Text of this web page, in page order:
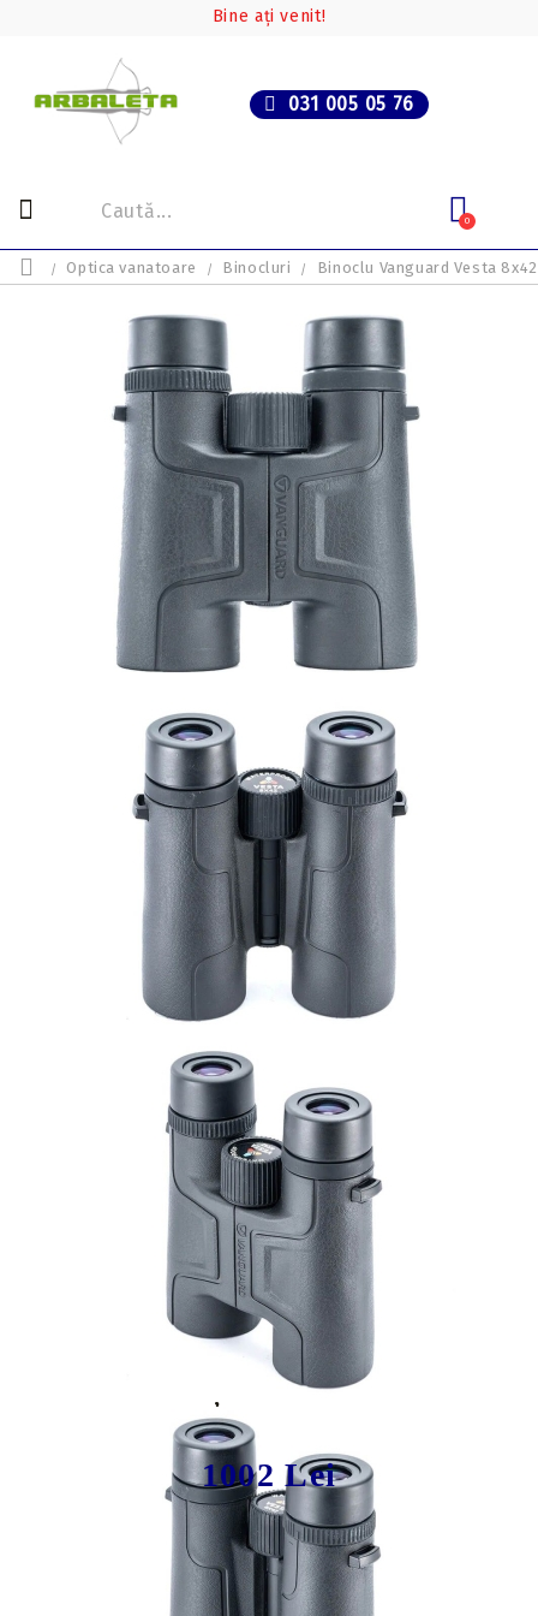
Bine ați venit!
031 005 05 76
0
Optica vanatoare Binocluri Binoclu Vanguard Vesta
Tweet
Producător: Vanguard
Binoclu Vanguard Vesta 8x42 –
Versatilitate și Claritate în Natură
1002 Lei